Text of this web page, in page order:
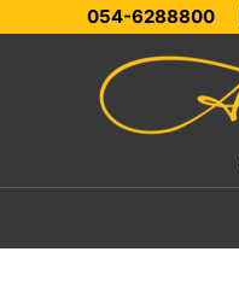
054-6288800